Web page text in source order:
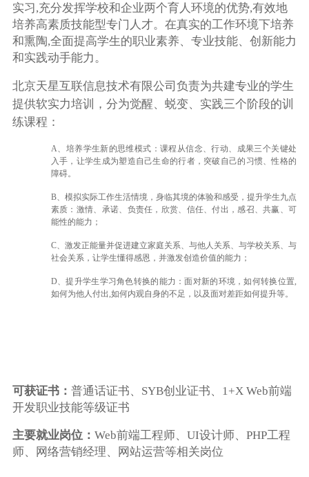
实习,充分发挥学校和企业两个育人环境的优势,有效地
培养高素质技能型专门人才。在真实的工作环境下培养
和熏陶,全面提高学生的职业素养、专业技能、创新能力
和实践动手能力。
北京天星互联信息技术有限公司 负责为共建专业的学生
提供软实力培训，分为觉醒、蜕变、实践三个阶段的训
练课程：
A、培养学生新的思维模式：课程从信念、行动、成果三个关键处
入手，让学生成为塑造自己生命的行者，突破自己的习惯、性格的
障碍。
B、模拟实际工作生活情境，身临其境的体验和感受，提升学生九点
素质：激情、承诺、负责任，欣赏、信任、付出，感召、共赢、可
能性的能力；
C、激发正能量并促进建立家庭关系、与他人关系、与学校关系、与
社会关系，让学生懂得感恩，并激发创造价值的能力；
D、提升学生学习角色转换的能力：面对新的环境，如何转换位置,
如何为他人付出,如何内观自身的不足，以及面对差距如何提升等。
可获证书： 普通话证书、SYB创业证书、1+X Web前端
开发职业技能等级证书
主要就业岗位： Web前端工程师、UI设计师、PHP工程
师、网络营销经理、网站运营等相关岗位